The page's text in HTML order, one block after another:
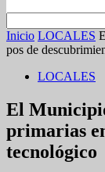
Inicio LOCALES
pos de
LOCALES
El
primarias
tecnológico